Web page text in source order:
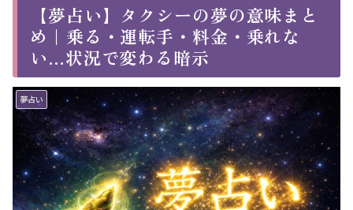
【夢占い】タクシーの夢の意味まと
め｜乗る・運転手・料金・乗れな
い…状況で変わる暗示
夢占い